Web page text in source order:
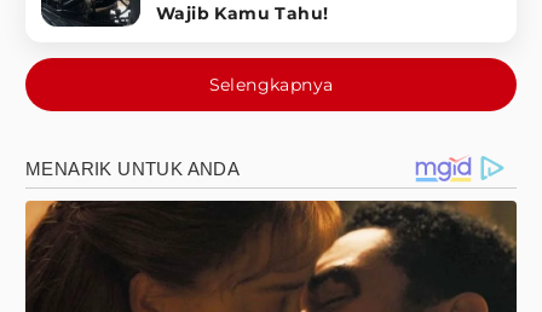
Wajib Kamu Tahu!
Selengkapnya